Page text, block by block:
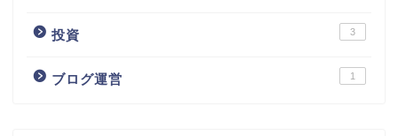
投資 3
ブログ運営 1